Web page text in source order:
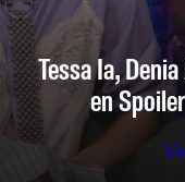
Tessa Ia,
en